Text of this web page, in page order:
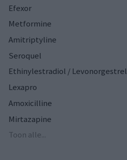
Efexor
Metformine
Amitriptyline
Seroquel
Ethinylestradiol / Levonorgestrel
Lexapro
Amoxicilline
Mirtazapine
Toon alle...